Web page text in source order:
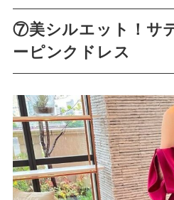
⑦美シルエット！サ
ーピンクドレス